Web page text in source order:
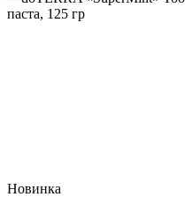
паста, 125 гр
Новинка